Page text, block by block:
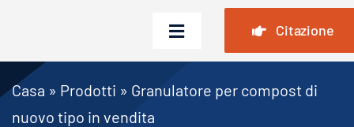
contenuto
Attiva/disattiva
navigazione
Casa
Citazione
Casa » Prodotti » Granulatore per compost di
nuovo tipo in vendita